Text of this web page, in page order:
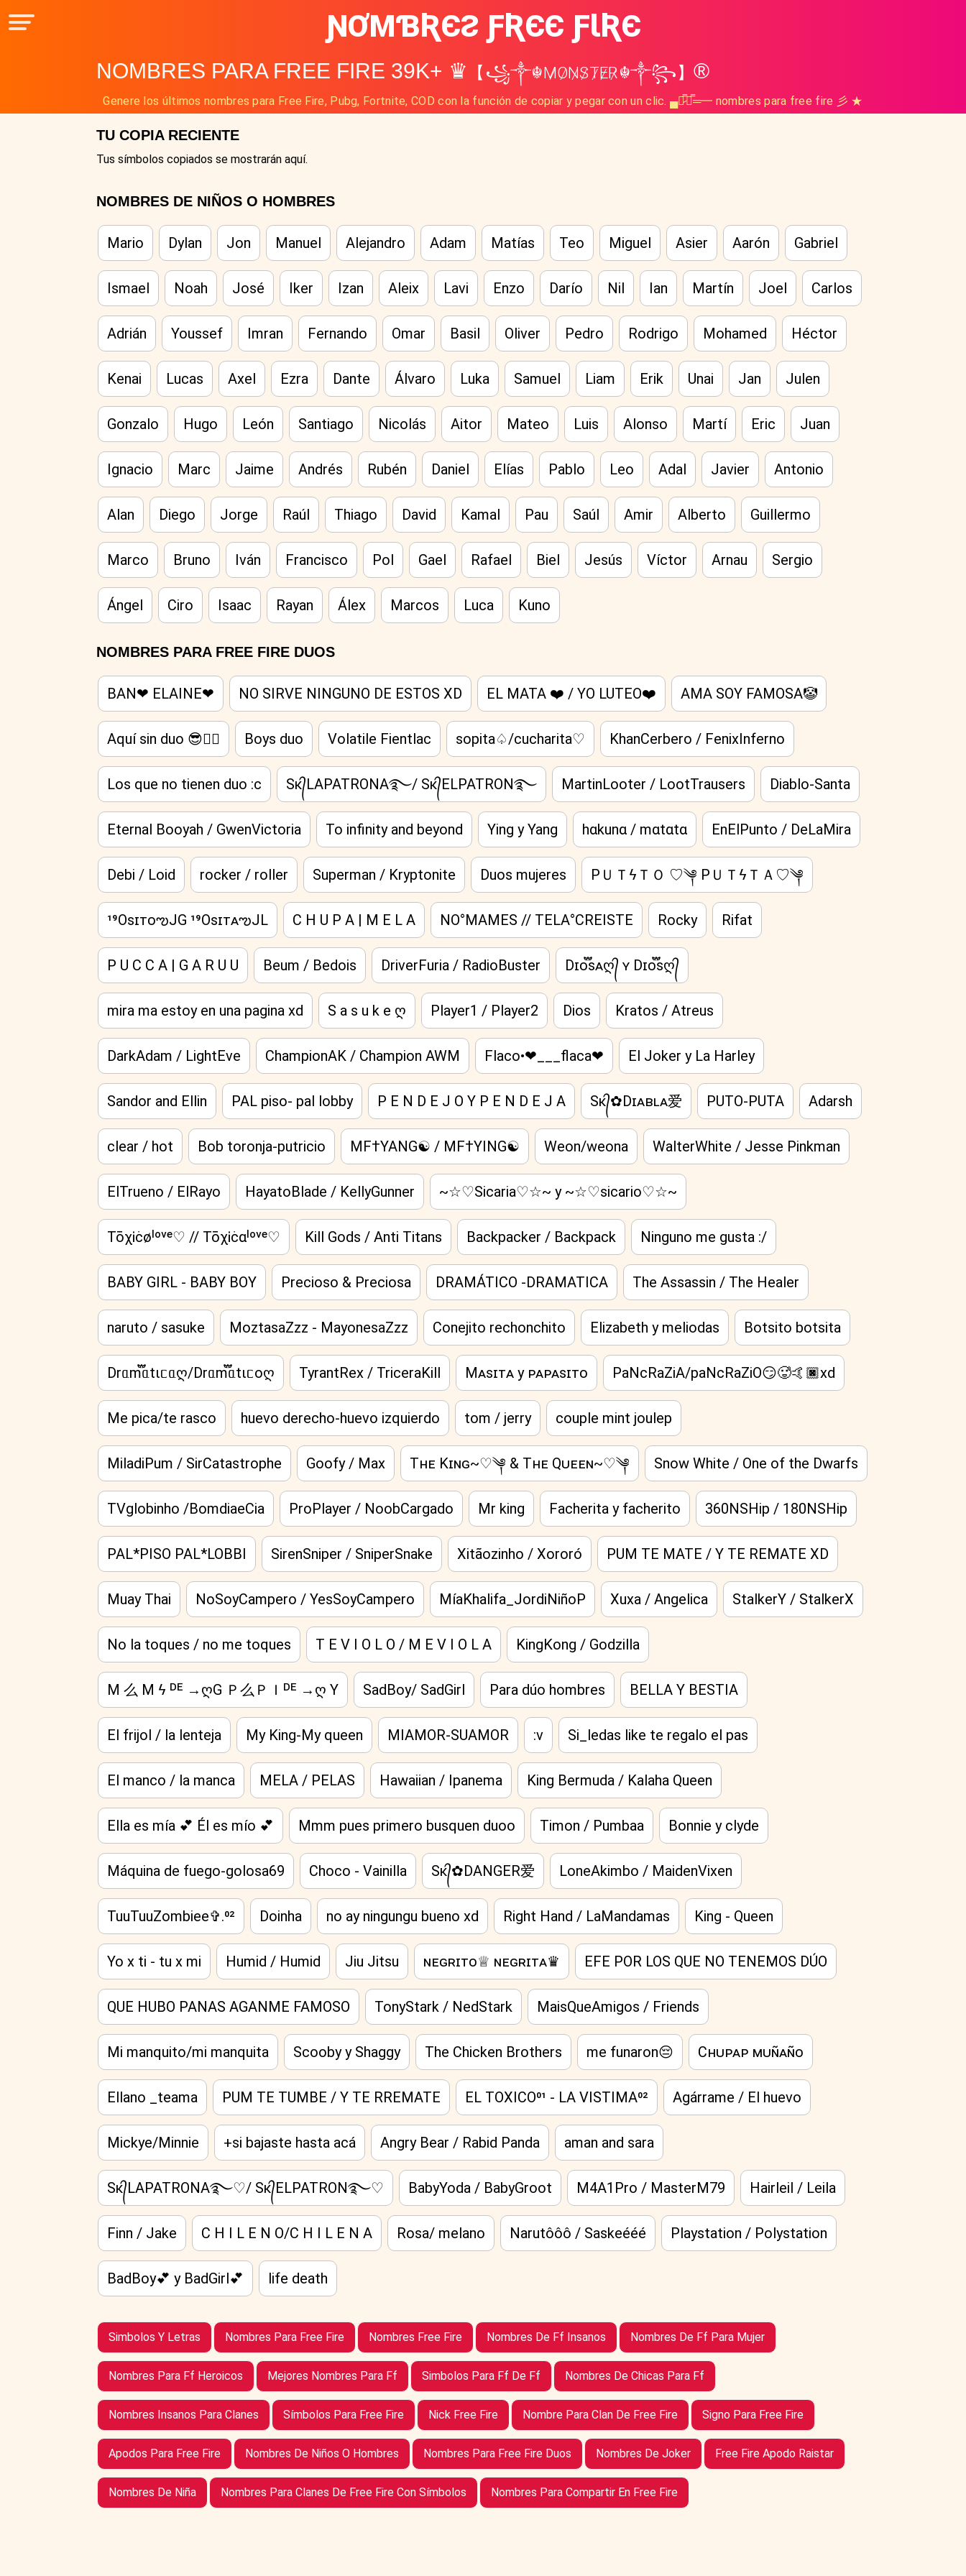
ƝƠMƁƦЄƧ ƑƦЄЄ ƑƖƦЄ
NOMBRES PARA FREE FIRE 39K+ ♛ 【꧁༒☬M̷O̷N̷S̷T̷E̷R̷☬༒꧂】 ®
Genere los últimos nombres para Free Fire, Pubg, Fortnite, COD con la función de copiar y pegar con un clic. ▄︻̷̿┻̿═━ nombres para free fire 彡 ★
TU COPIA RECIENTE
Tus símbolos copiados se mostrarán aquí.
NOMBRES DE NIÑOS O HOMBRES
Mario Dylan Jon Manuel Alejandro Adam Matías Teo Miguel Asier Aarón Gabriel
Ismael Noah José Iker Izan Aleix Lavi Enzo Darío Nil Ian Martín Joel Carlos
Adrián Youssef Imran Fernando Omar Basil Oliver Pedro Rodrigo Mohamed Héctor
Kenai Lucas Axel Ezra Dante Álvaro Luka Samuel Liam Erik Unai Jan Julen
Gonzalo Hugo León Santiago Nicolás Aitor Mateo Luis Alonso Martí Eric Juan
Ignacio Marc Jaime Andrés Rubén Daniel Elías Pablo Leo Adal Javier Antonio
Alan Diego Jorge Raúl Thiago David Kamal Pau Saúl Amir Alberto Guillermo
Marco Bruno Iván Francisco Pol Gael Rafael Biel Jesús Víctor Arnau Sergio
Ángel Ciro Isaac Rayan Álex Marcos Luca Kuno
NOMBRES PARA FREE FIRE DUOS
BAN❤ ELAINE❤ NO SIRVE NINGUNO DE ESTOS XD EL MATA ❤️ / YO LUTEO❤️ AMA SOY FAMOSA🤡
Aquí sin duo 😎✌🏾 Boys duo Volatile Fientlac sopita♤/cucharita♡ KhanCerbero / FenixInferno
Los que no tienen duo :c Sᴋ᭄LAPATRONA࿐/ Sᴋ᭄ELPATRON࿐ MartinLooter / LootTrausers Diablo-Santa
Eternal Booyah / GwenVictoria To infinity and beyond Ying y Yang hαkunα / mαtαtα EnElPunto / DeLaMira
Debi / Loid rocker / roller Superman / Kryptonite Duos mujeres PＵＴϟＴＯ ♡︎༆︎ PＵＴϟＴＡ♡︎༆︎
¹⁹OsɪᴛᴏఌJG ¹⁹OsɪᴛᴀఌJL C H U P A | M E L A NO°MAMES // TELA°CREISTE Rocky Rifat
P U C C A | G A R U U Beum / Bedois DriverFuria / RadioBuster Dɪᴏ፝֟sᴀღ᭄ ʏ Dɪᴏ፝֟sღ᭄
mira ma estoy en una pagina xd S a s u k e ღ Player1 / Player2 Dios Kratos / Atreus
DarkAdam / LightEve ChampionAK / Champion AWM Flaco•❤___flaca❤ El Joker y La Harley
Sandor and Ellin PAL piso- pal lobby P E N D E J O Y P E N D E J A Sᴋ᭄✿Dɪᴀʙʟᴀ爱 PUTO-PUTA Adarsh
clear / hot Bob toronja-putricio MFㅤ†ㅤYANG☯ / MFㅤ†ㅤYING☯ Weon/weona WalterWhite / Jesse Pinkman
ElTrueno / ElRayo HayatoBlade / KellyGunner ~☆♡Sicaria♡☆~ y ~☆♡sicario♡☆~
TōχᎥċøㅤˡᵒᵛᵉ♡ // TōχᎥċαㅤˡᵒᵛᵉ♡ Kill Gods / Anti Titans Backpacker / Backpack Ninguno me gusta :/
BABY GIRL - BABY BOY Precioso & Preciosa DRAMÁTICO -DRAMATICA The Assassin / The Healer
naruto / sasuke MoztasaZzz - MayonesaZzz Conejito rechonchito Elizabeth y meliodas Botsito botsita
Drᥲm፝֟ᥲtιᥴᥲღ/Drᥲm፝֟ᥲtιᥴoღ TyrantRex / TriceraKill Mᴀsɪᴛᴀ y ᴘᴀᴘᴀsɪᴛᴏ PaNcRaZiA/paNcRaZiO😏🥵🤙🏿xd
Me pica/te rasco huevo derecho-huevo izquierdo tom / jerry couple mint joulep
MiladiPum / SirCatastrophe Goofy / Max Tʜᴇ Kɪɴɢ~♡︎༆︎ & Tʜᴇ Qᴜᴇᴇɴ~♡︎༆︎ Snow White / One of the Dwarfs
TVglobinho /BomdiaeCia ProPlayer / NoobCargado Mr king Facherita y facherito 360NSHip / 180NSHip
PAL*PISO PAL*LOBBI SirenSniper / SniperSnake Xitãozinho / Xororó PUM TE MATE / Y TE REMATE XD
Muay Thai NoSoyCampero / YesSoyCampero MíaKhalifa_JordiNiñoP Xuxa / Angelica StalkerY / StalkerX
No la toques / no me toques T E V I O L O / M E V I O L A KingKong / Godzilla
M 么 M ϟ ᴰᴱ →ღG Ｐ么ＰＩᴰᴱ →ღ Y SadBoy/ SadGirl Para dúo hombres BELLA Y BESTIA
El frijol / la lenteja My King-My queen MIAMOR-SUAMOR :v Si_ledas like te regalo el pas
El manco / la manca MELA / PELAS Hawaiian / Ipanema King Bermuda / Kalaha Queen
Ella es mía 💕 Él es mío 💕 Mmm pues primero busquen duoo Timon / Pumbaa Bonnie y clyde
Máquina de fuego-golosa69 Choco - Vainilla Sᴋ᭄✿DANGER爱 LoneAkimbo / MaidenVixen
TuuTuuZombiee✞.⁰² Doinha no ay ningungu bueno xd Right Hand / LaMandamas King - Queen
Yo x ti - tu x mi Humid / Humid Jiu Jitsu ɴᴇɢʀɪᴛᴏ♕ ɴᴇɢʀɪᴛᴀ♛ EFE POR LOS QUE NO TENEMOS DÚO
QUE HUBO PANAS AGANME FAMOSO TonyStark / NedStark MaisQueAmigos / Friends
Mi manquito/mi manquita Scooby y Shaggy The Chicken Brothers me funaron😔 Cʜᴜᴘᴀᴘ ᴍᴜɴ̃ᴀɴ̃ᴏ
Ellano _teama PUM TE TUMBE / Y TE RREMATE EL TOXICO⁰¹ - LA VISTIMA⁰² Agárrame / El huevo
Mickye/Minnie +si bajaste hasta acá Angry Bear / Rabid Panda aman and sara
Sᴋ᭄LAPATRONA࿐♡/ Sᴋ᭄ELPATRON࿐♡ BabyYoda / BabyGroot M4A1Pro / MasterM79 Hairleil / Leila
Finn / Jake C H I L E N O/C H I L E N A Rosa/ melano Narutôôô / Saskeééé Playstation / Polystation
BadBoy💕 y BadGirl💕 life death
Simbolos Y Letras Nombres Para Free Fire Nombres Free Fire Nombres De Ff Insanos Nombres De Ff Para Mujer
Nombres Para Ff Heroicos Mejores Nombres Para Ff Simbolos Para Ff De Ff Nombres De Chicas Para Ff
Nombres Insanos Para Clanes Símbolos Para Free Fire Nick Free Fire Nombre Para Clan De Free Fire Signo Para Free Fire
Apodos Para Free Fire Nombres De Niños O Hombres Nombres Para Free Fire Duos Nombres De Joker Free Fire Apodo Raistar
Nombres De Niña Nombres Para Clanes De Free Fire Con Símbolos Nombres Para Compartir En Free Fire